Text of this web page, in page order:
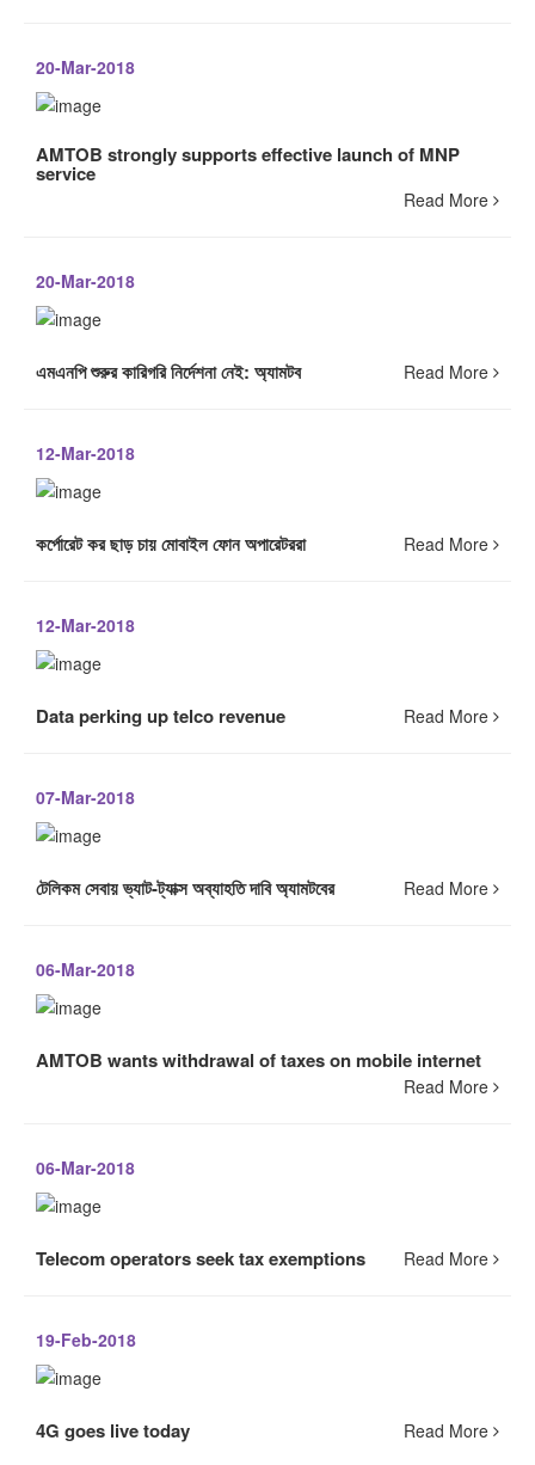
20-Mar-2018
AMTOB strongly supports effective launch of MNP
service
Read More
20-Mar-2018
এমএনপি শুরুর কারিগরি নির্দেশনা নেই: অ্যামটব Read More
12-Mar-2018
কর্পোরেট কর ছাড় চায় মোবাইল ফোন অপারেটররা Read More
12-Mar-2018
Data perking up telco revenue Read More
07-Mar-2018
টেলিকম সেবায় ভ্যাট-ট্যাক্স অব্যাহতি দাবি অ্যামটবের Read More
06-Mar-2018
AMTOB wants withdrawal of taxes on mobile internet
Read More
06-Mar-2018
Telecom operators seek tax exemptions Read More
19-Feb-2018
4G goes live today Read More